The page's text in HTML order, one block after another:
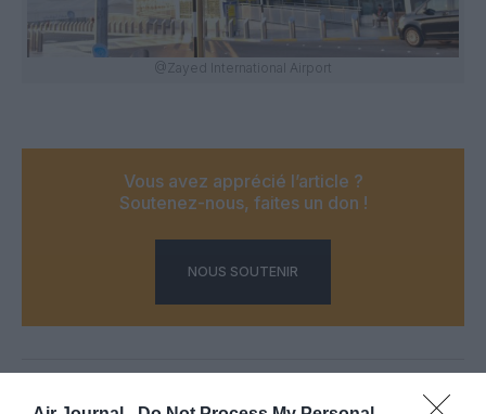
@Zayed International Airport
Vous avez apprécié l’article ?
Soutenez-nous, faites un don !
NOUS SOUTENIR
PARTAGER L'ARTICLE